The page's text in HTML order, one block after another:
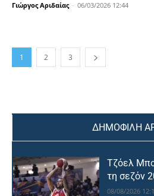
Γιώργος Αριδαίας - 06/03/2026 12:44
1 2 3
ΔΗΜΟΦΙΛΗ
Τζόελ
τη σεζόν
08/08/2026